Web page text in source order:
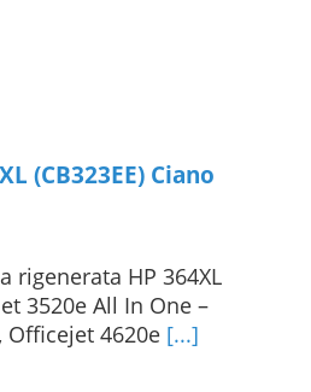
(CB323EE) Ciano
rigenerata HP 364XL
3520e All In One –
Officejet 4620e [...]